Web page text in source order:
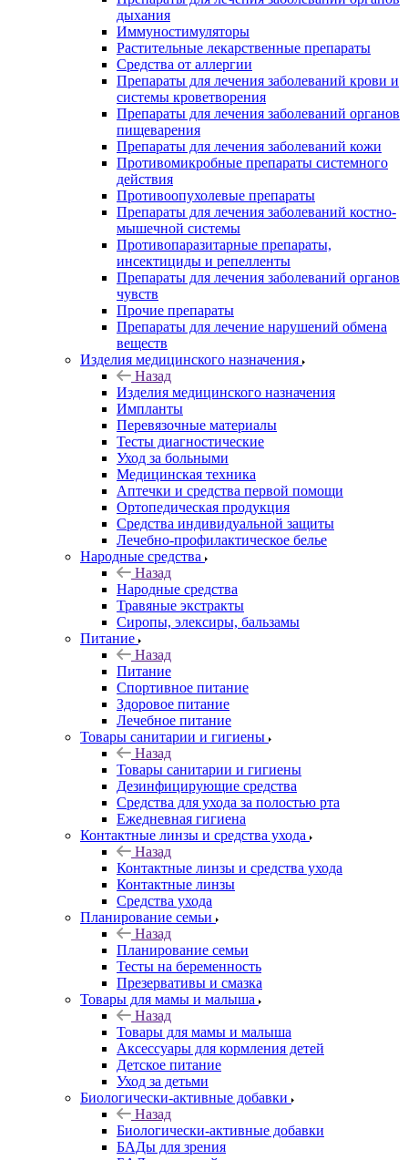
дыхания
Иммуностимуляторы
Растительные лекарственные препараты
Средства от аллергии
Препараты для лечения заболеваний крови и
системы кроветворения
Препараты для лечения заболеваний органов
пищеварения
Препараты для лечения заболеваний кожи
Противомикробные препараты системного
действия
Противоопухолевые препараты
Препараты для лечения заболеваний костно-
мышечной системы
Противопаразитарные препараты,
инсектициды и репелленты
Препараты для лечения заболеваний органов
чувств
Прочие препараты
Препараты для лечение нарушений обмена
веществ
Изделия медицинского назначения
Назад
Изделия медицинского назначения
Импланты
Перевязочные материалы
Тесты диагностические
Уход за больными
Медицинская техника
Аптечки и средства первой помощи
Ортопедическая продукция
Средства индивидуальной защиты
Лечебно-профилактическое белье
Народные средства
Назад
Народные средства
Травяные экстракты
Сиропы, элексиры, бальзамы
Питание
Назад
Питание
Спортивное питание
Здоровое питание
Лечебное питание
Товары санитарии и гигиены
Назад
Товары санитарии и гигиены
Дезинфицирующие средства
Средства для ухода за полостью рта
Ежедневная гигиена
Контактные линзы и средства ухода
Назад
Контактные линзы и средства ухода
Контактные линзы
Средства ухода
Планирование семьи
Назад
Планирование семьи
Тесты на беременность
Презервативы и смазка
Товары для мамы и малыша
Назад
Товары для мамы и малыша
Аксессуары для кормления детей
Детское питание
Уход за детьми
Биологически-активные добавки
Назад
Биологически-активные добавки
БАДы для зрения